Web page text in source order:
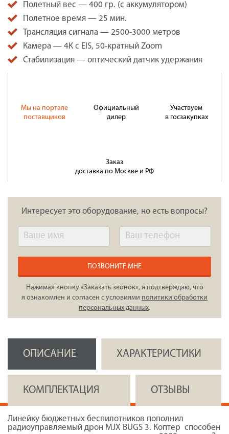
Полетный вес — 400 гр. (с аккумулятором)
Полетное время — 25 мин.
Трансляция сигнала — 2500-3000 метров
Камера — 4K с EIS, 50-кратный Zoom
Стабилизация — оптический датчик удержания
Мы на портале
поставщиков
Официальный
дилер
Участвуем
в госзакупках
Заказ
доставка по Москве и РФ
Интересует это оборудование, но есть вопросы?
ПОЗВОНИТЕ МНЕ
Нажимая кнопку «Заказать звонок», я подтверждаю, что
я ознакомлен и согласен с условиями политики обработки
персональных данных.
ОПИСАНИЕ ХАРАКТЕРИСТИКИ
КОМПЛЕКТАЦИЯ ОТЗЫВЫ
Линейку бюджетных беспилотников пополнил
радиоуправляемый дрон MJX BUGS 3. Коптер способен